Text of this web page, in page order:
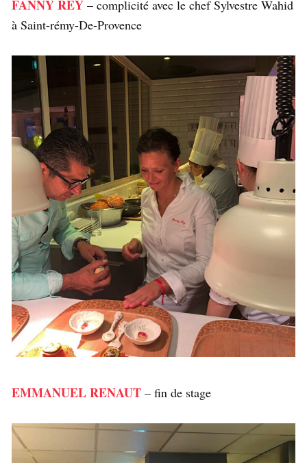
FANNY REY – complicité avec le chef Sylvestre Wahid
à Saint-rémy-De-Provence
EMMANUEL RENAUT – fin de stage